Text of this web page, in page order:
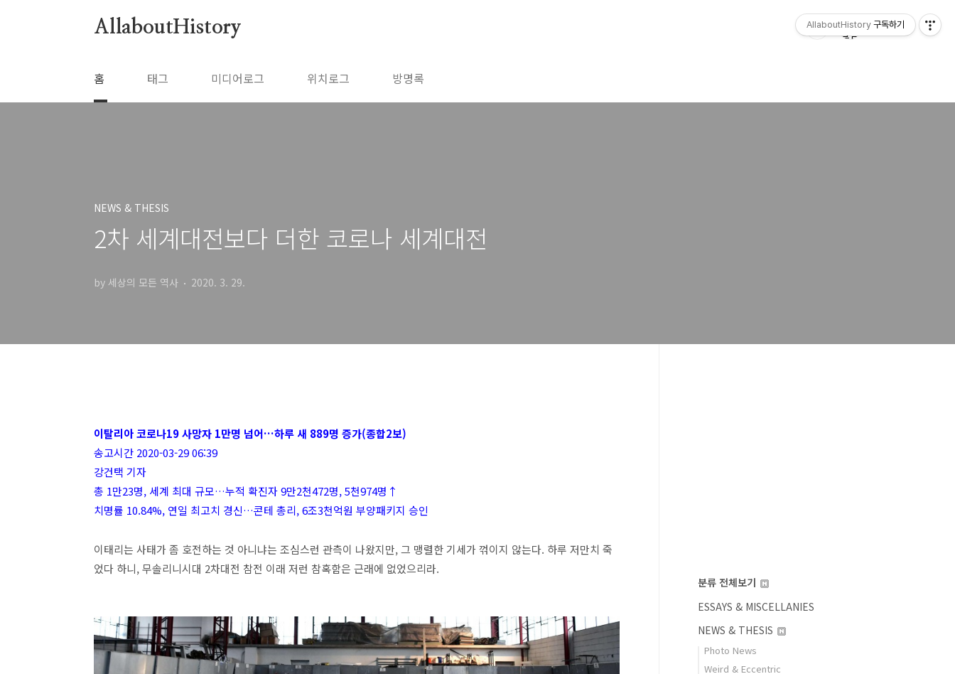
AllaboutHistory
홈 태그 미디어로그 위치로그 방명록
NEWS & THESIS
2차 세계대전보다 더한 코로나 세계대전
by 세상의 모든 역사 2020. 3. 29.
이탈리아 코로나19 사망자 1만명 넘어…하루 새 889명 증가(종합2보)
송고시간 2020-03-29 06:39
강건택 기자
총 1만23명, 세계 최대 규모…누적 확진자 9만2천472명, 5천974명↑
치명률 10.84%, 연일 최고치 경신…콘테 총리, 6조3천억원 부양패키지 승인
이태리는 사태가 좀 호전하는 것 아니냐는 조심스런 관측이 나왔지만, 그 맹렬한 기세가 꺾이지 않는다. 하루 저만치 죽
었다 하니, 무솔리니시대 2차대전 참전 이래 저런 참혹함은 근래에 없었으리라.
분류 전체보기
ESSAYS & MISCELLANIES
NEWS & THESIS
Photo News
Weird & Eccentric
AllaboutHistory 구독하기